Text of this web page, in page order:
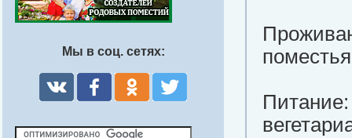
Мы в соц. сетях: